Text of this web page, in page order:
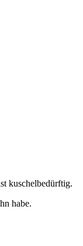
kuschelbedürftig.
habe.